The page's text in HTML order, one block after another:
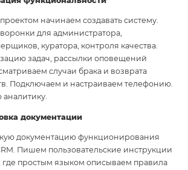
начинаем создавать систему.
для администратора,
куратора, контроля качества.
задач, рассылки оповещений
случаи брака и возврата
Подключаем и настраиваем телефонию.
документации
документацию функционирования
Пишем пользовательские инструкции
где простым языком описываем правила